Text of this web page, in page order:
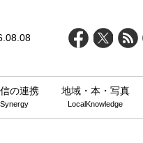
の連携 地域・本・写真
LocalKnowledge